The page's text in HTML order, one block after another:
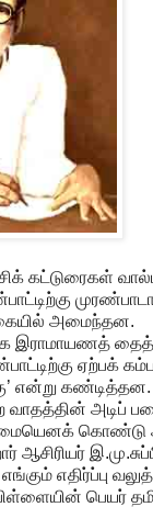
கட்டுரைகள்
அமைந்தன.
இராமாயணத் தைத்
ஏற்பக்
என்று
வாதத்தின் அடிப்
கொண்டு
ஆசிரியர்
எதிர்ப்பு
பெயர்